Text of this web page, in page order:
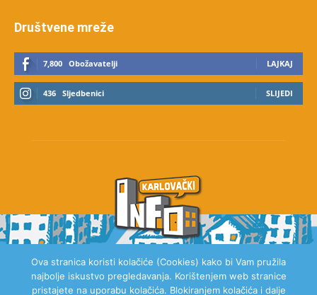
Društvene mreže
7,800 Obožavatelji LAJKAJ
436 Sljedbenici SLIJEDI
O NAMA
Ova stranica koristi kolačiće (Cookies) kako bi Vam pružila
najbolje iskustvo pregledavanja. Korištenjem web stranice
pristajete na uporabu kolačića. Blokiranjem kolačića i dalje